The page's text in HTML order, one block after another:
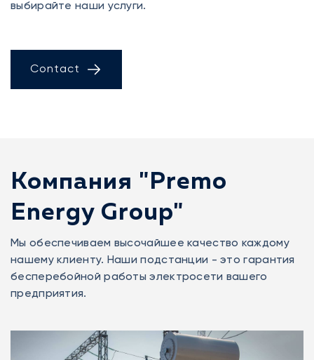
выбирайте наши услуги.
Contact
Компания "Premo
Energy Group"
Мы обеспечиваем высочайшее качество каждому
нашему клиенту. Наши подстанции - это гарантия
бесперебойной работы электросети вашего
предприятия.